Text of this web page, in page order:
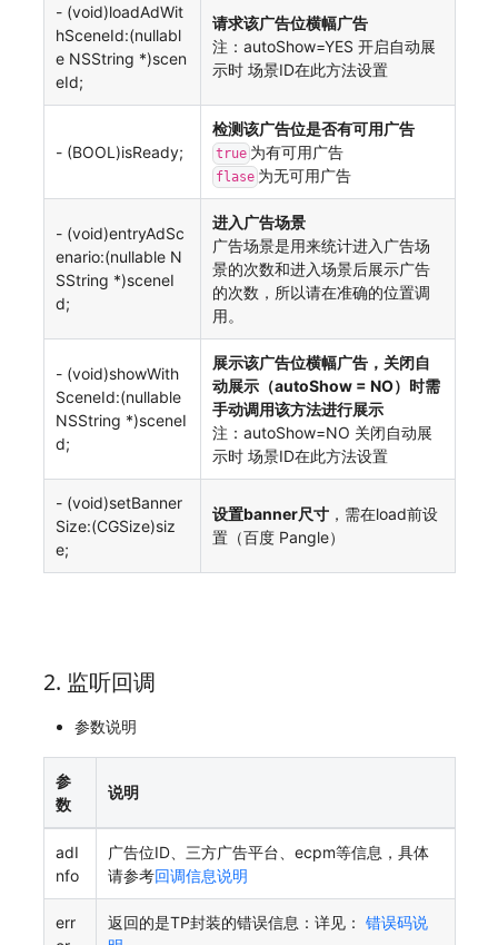
- (void)loadAdWit
hSceneId:(nullabl
e NSString *)scen
eId;
请求该广告位横幅广告
注：autoShow=YES 开启自动展
示时 场景ID在此方法设置
- (BOOL)isReady;
检测该广告位是否有可用广告
true为有可用广告
flase为无可用广告
- (void)entryAdSc
enario:(nullable N
SString *)sceneI
d;
进入广告场景
广告场景是用来统计进入广告场
景的次数和进入场景后展示广告
的次数，所以请在准确的位置调
用。
- (void)showWith
SceneId:(nullable
NSString *)sceneI
d;
展示该广告位横幅广告，关闭自
动展示（autoShow = NO）时需
手动调用该方法进行展示
注：autoShow=NO 关闭自动展
示时 场景ID在此方法设置
- (void)setBanner
Size:(CGSize)siz
e;
设置banner尺寸 ，需在load前设
置（百度 Pangle）
2. 监听回调
参数说明
参
数
说明
adI
nfo
广告位ID、三方广告平台、ecpm等信息，具体
请参考回调信息说明
err
返回的是TP封装的错误信息：详见： 错误码说